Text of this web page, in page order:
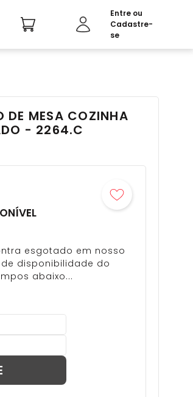
DE MESA COZINHA
- 2264.C